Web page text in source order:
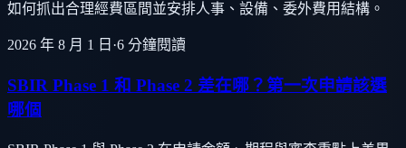
如何抓出合理經費區間並安排人事、設備、委外費用結構。
2026 年 8 月 1 日 ·6 分鐘閱讀
SBIR Phase 1 和 Phase 2 差在哪？第一次申請該選
哪個